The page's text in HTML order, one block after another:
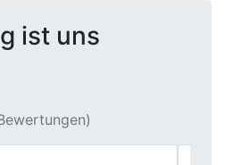
ist uns